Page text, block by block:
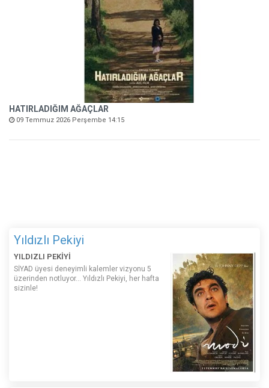
HATIRLADIĞIM AĞAÇLAR
09 Temmuz 2026 Perşembe 14:15
Yıldızlı Pekiyi
YILDIZLI PEKİYİ
SİYAD üyesi deneyimli kalemler vizyonu 5
üzerinden notluyor... Yıldızlı Pekiyi, her hafta
sizinle!